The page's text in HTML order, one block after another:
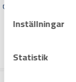
Inställningar
Statistik